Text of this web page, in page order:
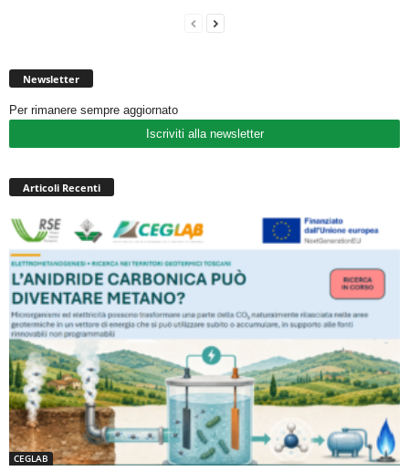
Newsletter
Per rimanere sempre aggiornato
Iscriviti alla newsletter
Articoli Recenti
CEGLAB